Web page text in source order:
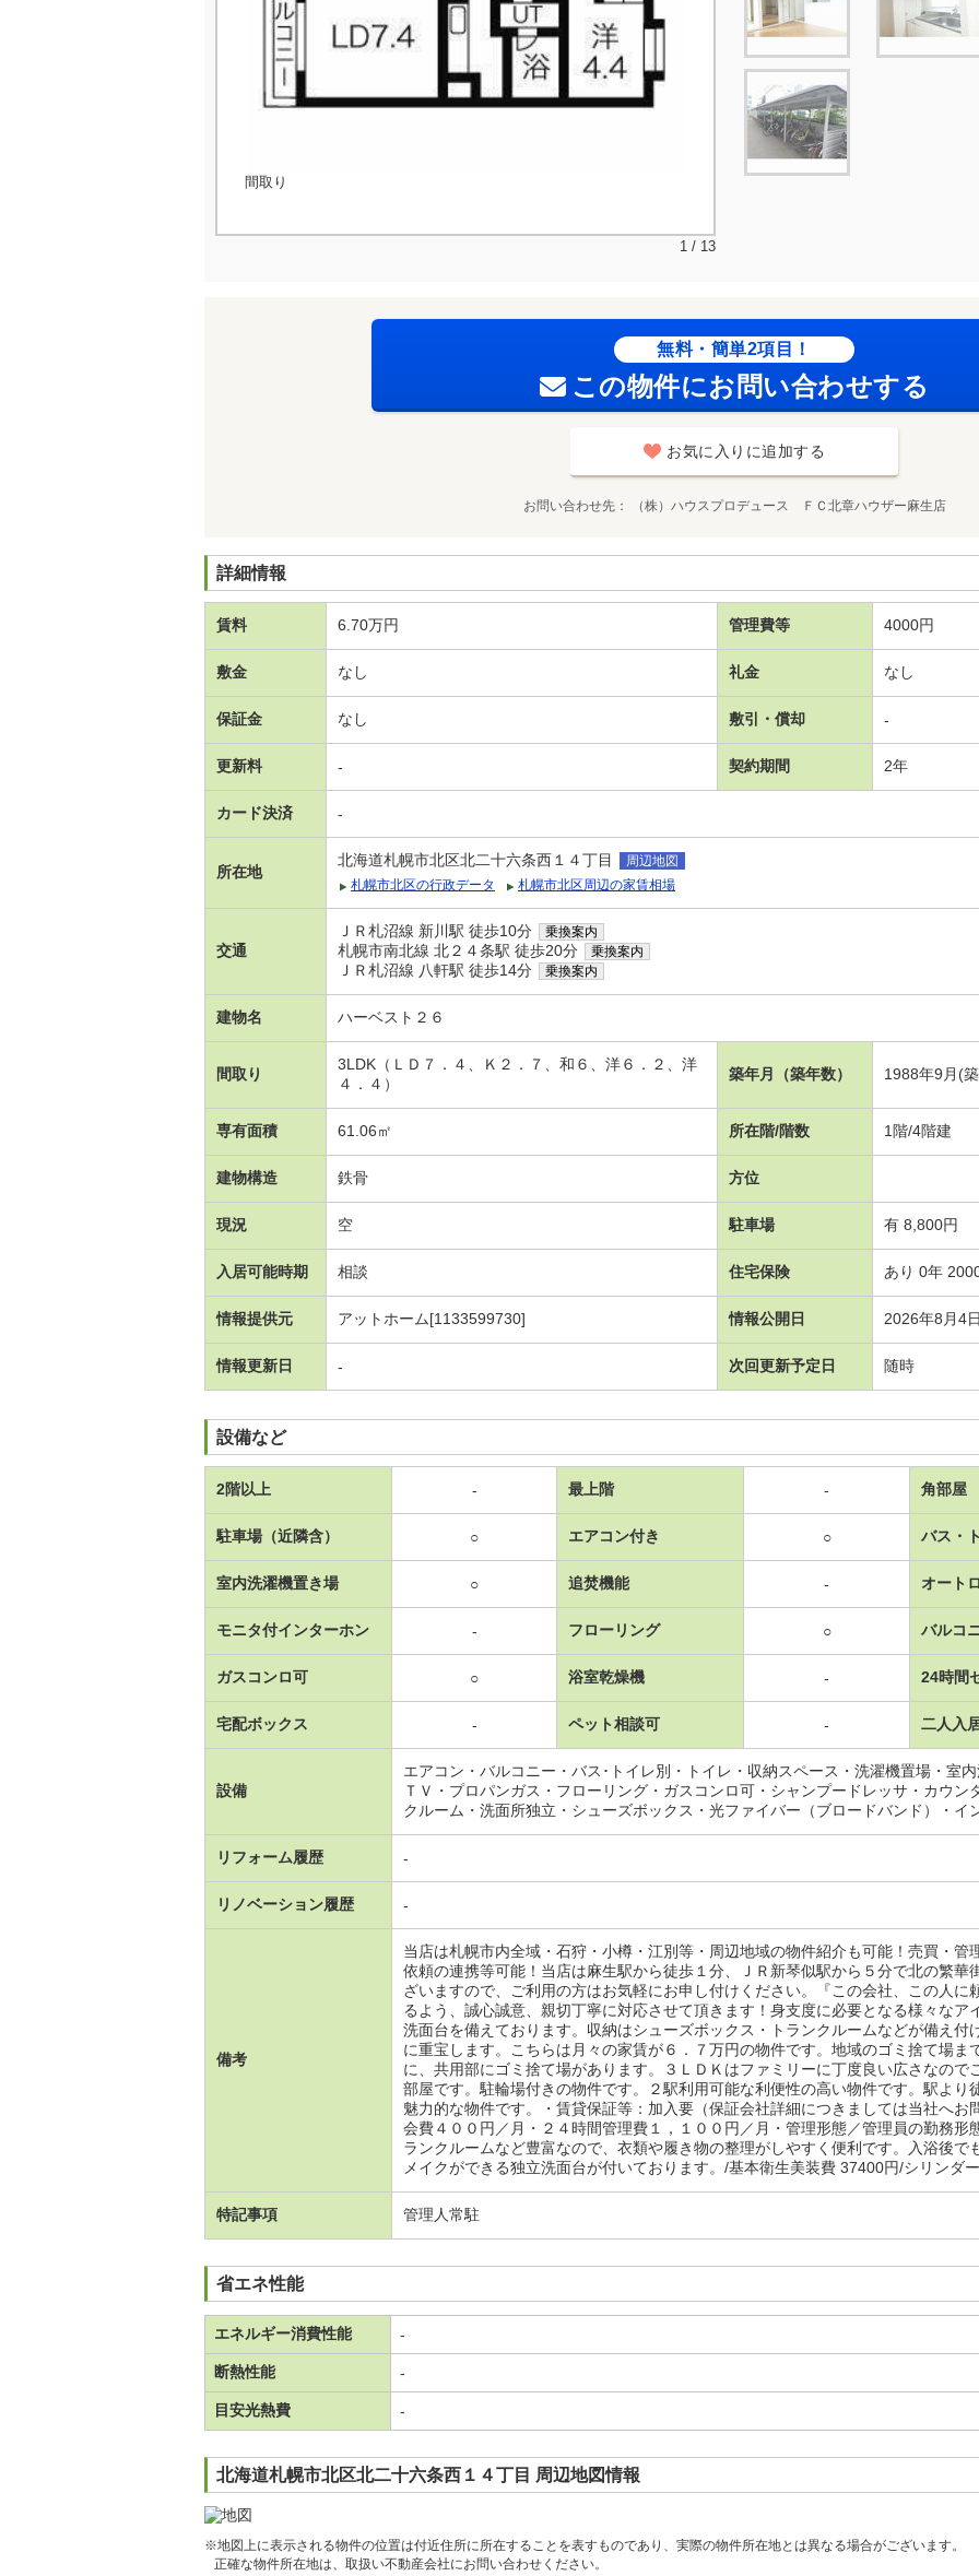
間取り
1 / 13
無料・簡単2項目！
この物件にお問い合わせする
お気に入りに追加する
お問い合わせ先 （株）ハウスプロデュース ＦＣ北章ハウザー麻生店
詳細情報
賃料 6.70万円 管理費等 4000円
敷金 なし 礼金 なし
保証金 なし 敷引・償却 -
更新料 - 契約期間 2年
カード決済 -
所在地
北海道札幌市北区北二十六条西１４丁目
周辺地図
札幌市北区の行政データ
札幌市北区周辺の家賃相場
交通
ＪＲ札沼線 新川駅 徒歩10分 乗換案内
札幌市南北線 北２４条駅 徒歩20分 乗換案内
ＪＲ札沼線 八軒駅 徒歩14分 乗換案内
建物名 ハーベスト２６
間取り
3LDK（ＬＤ７．４、Ｋ２．７、和６、洋６．２、洋
４．４）
築年月（築年数） 1988年9月(
専有面積 61.06㎡ 所在階/階数 1階/4階建
建物構造 鉄骨 方位
現況 空 駐車場 有 8,800円
入居可能時期 相談 住宅保険 あり 0年
情報提供元 アットホーム[1133599730] 情報公開日 2026年8月4
情報更新日 - 次回更新予定日 随時
設備など
2階以上 - 最上階 - 角部屋
駐車場（近隣含） ○ エアコン付き ○ バス・
室内洗濯機置き場 ○ 追焚機能 - オート
モニタ付インターホン - フローリング ○ バルコ
ガスコンロ可 ○ 浴室乾燥機 - 24時間
宅配ボックス - ペット相談可 - 二人入
設備
エアコン・バルコニー・バス･トイレ別・トイレ・収納スペース・洗濯機置場・室
ＴＶ・プロパンガス・フローリング・ガスコンロ可・シャンプードレッサ・カウ
クルーム・洗面所独立・シューズボックス・光ファイバー（ブロードバンド）・イ
リフォーム履歴 -
リノベーション履歴 -
備考
当店は札幌市内全域・石狩・小樽・江別等・周辺地域の物件紹介も可能！売買・管
依頼の連携等可能！当店は麻生駅から徒歩１分、ＪＲ新琴似駅から５分で北の繁華
ざいますので、ご利用の方はお気軽にお申し付けください。『この会社、この人に
るよう、誠心誠意、親切丁寧に対応させて頂きます！身支度に必要となる様々なア
洗面台を備えております。収納はシューズボックス・トランクルームなどが備え付
に重宝します。こちらは月々の家賃が６．７万円の物件です。地域のゴミ捨て場ま
に、共用部にゴミ捨て場があります。３ＬＤＫはファミリーに丁度良い広さなので
部屋です。駐輪場付きの物件です。２駅利用可能な利便性の高い物件です。駅より
魅力的な物件です。・賃貸保証等：加入要（保証会社詳細につきましては当社へお
会費４００円／月・２４時間管理費１，１００円／月・管理形態／管理員の勤務形
ランクルームなど豊富なので、衣類や履き物の整理がしやすく便利です。入浴後で
メイクができる独立洗面台が付いております。/基本衛生美装費 37400円/シリンダ
特記事項 管理人常駐
省エネ性能
エネルギー消費性能 -
断熱性能 -
目安光熱費 -
北海道札幌市北区北二十六条西１４丁目 周辺地図情報
※地図上に表示される物件の位置は付近住所に所在することを表すものであり、実際の物件所在地とは異なる場合がございます。
正確な物件所在地は、取扱い不動産会社にお問い合わせください。